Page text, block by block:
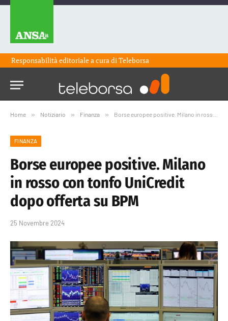
Responsabilità editoriale a cura diTeleborsa
Home » Notiziario » Finanza » Borse europee positive. Milano in rosso con tonfo UniCredit dopo offerta su BPM
FINANZA
Borse europee positive. Milano
in rosso con tonfo UniCredit
dopo offerta su BPM
25 Novembre 2024